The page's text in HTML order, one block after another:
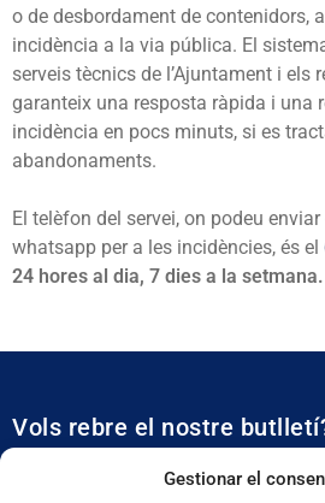
Gestionar el
o de desbordament de contenidors,
incidència a la via pública. El
serveis tècnics de l’Ajuntament i els
garanteix una resposta ràpida i una
incidència en pocs minuts, si es
abandonaments.
El telèfon del servei, on podeu
whatsapp per a les incidències, és el
24 hores al dia, 7 dies a la setmana.
Vols rebre el nostre